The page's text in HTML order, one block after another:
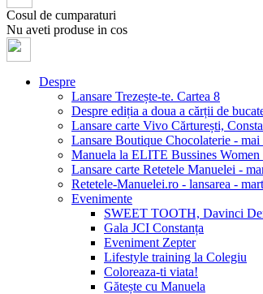
Cosul de cumparaturi
Nu aveti produse in cos
Despre
Lansare Trezește-te. Cartea 8
Despre ediția a doua a cărții de
Lansare carte Vivo Cărturești,
Lansare Boutique Chocolaterie - mai
Manuela la ELITE Bussines
Lansare carte Retetele Manuelei -
Retetele-Manuelei.ro - lansarea -
Evenimente
SWEET TOOTH, Davinci
Gala JCI Constanța
Eveniment Zepter
Lifestyle training la Colegiu
Coloreaza-ti viata!
Gătește cu Manuela